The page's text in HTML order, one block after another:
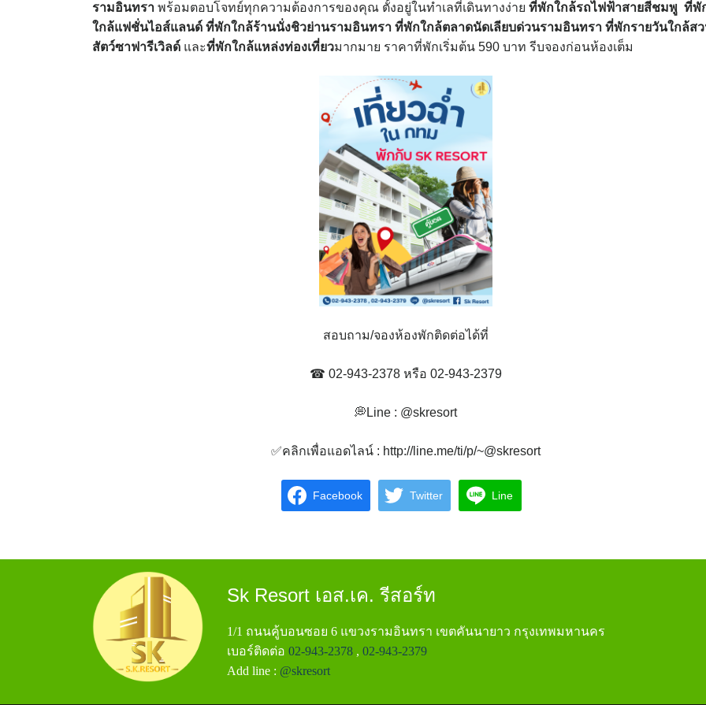
รามอินทรา พร้อมตอบโจทย์ทุกความต้องการของคุณ ตั้งอยู่ในทำเลที่เดินทางง่าย ที่พักใกล้รถไฟฟ้าสายสีชมพู ที่พั
ใกล้แฟชั่นไอส์แลนด์ ที่พักใกล้ร้านนั่งชิวย่านรามอินทรา ที่พักใกล้ตลาดนัดเลียบด่วนรามอินทรา ที่พักรายวันใกล้ส
สัตว์ซาฟารีเวิลด์ และที่พักใกล้แหล่งท่องเที่ยวมากมาย ราคาที่พักเริ่มต้น 590 บาท รีบจองก่อนห้องเต็ม
สอบถาม/จองห้องพักติดต่อได้ที่
☎ 02-943-2378 หรือ 02-943-2379
💭Line : @skresort
✅คลิกเพื่อแอดไลน์ : http://line.me/ti/p/~@skresort
Facebook Twitter Line
Sk Resort เอส.เค. รีสอร์ท
1/1 ถนนคู้บอนซอย 6 แขวงรามอินทรา เขตคันนายาว กรุงเทพมหานคร
เบอร์ติดต่อ 02-943-2378, 02-943-2379
Add line : @skresort